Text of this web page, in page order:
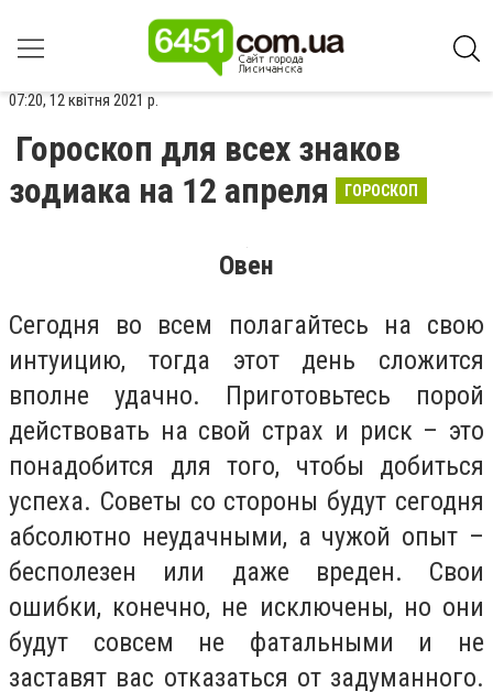
07:20, 12 квітня 2021 р.
Гороскоп для всех знаков
зодиака на 12 апреля
ГОРОСКОП
Овен
Сегодня во всем полагайтесь на свою
интуицию, тогда этот день сложится
вполне удачно. Приготовьтесь порой
действовать на свой страх и риск – это
понадобится для того, чтобы добиться
успеха. Советы со стороны будут сегодня
абсолютно неудачными, а чужой опыт –
бесполезен или даже вреден. Свои
ошибки, конечно, не исключены, но они
будут совсем не фатальными и не
заставят вас отказаться от задуманного.